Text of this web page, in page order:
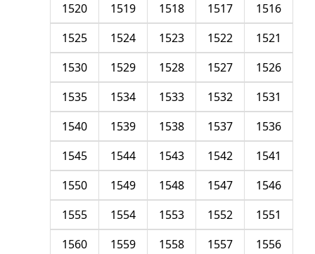
1516
1517
1518
1519
1520
1521
1522
1523
1524
1525
1526
1527
1528
1529
1530
1531
1532
1533
1534
1535
1536
1537
1538
1539
1540
1541
1542
1543
1544
1545
1546
1547
1548
1549
1550
1551
1552
1553
1554
1555
1556
1557
1558
1559
1560